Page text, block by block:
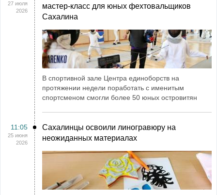
27 июля
2026
мастер-класс для юных фехтовальщиков
Сахалина
В спортивной зале Центра единоборств на
протяжении недели поработать с именитым
спортсменом смогли более 50 юных островитян
11:05
25 июня
2026
Сахалинцы освоили линогравюру на
неожиданных материалах